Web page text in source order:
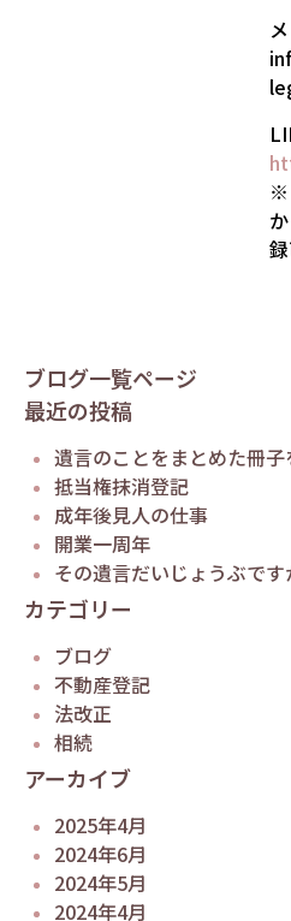
ブログ一覧ページ
最近の投稿
遺言のことをまとめた冊
抵当権抹消登記
成年後見人の仕事
開業一周年
その遺言だいじょうぶです
カテゴリー
ブログ
不動産登記
法改正
相続
アーカイブ
2025年4月
2024年6月
2024年5月
2024年4月